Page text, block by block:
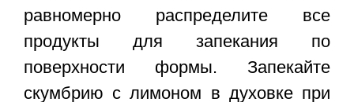
равномерно распределите все
продукты для запекания по
поверхности формы. Запекайте
скумбрию с лимоном в духовке при